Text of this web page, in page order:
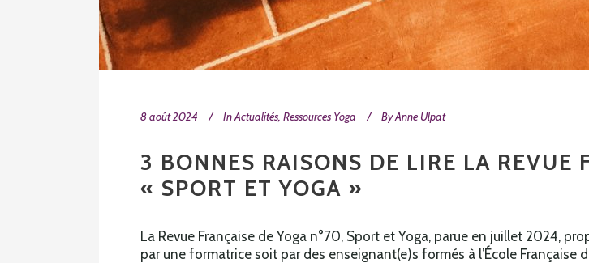
8 août 2024 InActualités, Ressources Yoga ByAnne Ulpat
3 BONNES RAISONS DE LIRE LA REVUE
« SPORT ET YOGA »
La Revue Française de Yoga n°70, Sport et Yoga, parue en juillet 2024,
par une formatrice soit par des enseignant(e)s formés à l’École Française